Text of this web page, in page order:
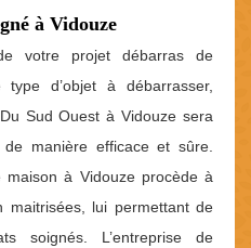
à Vidouze
votre projet débarras de
d’objet à débarrasser,
Sud Ouest à Vidouze sera
manière efficace et sûre.
maison à Vidouze procède à
maitrisées, lui permettant de
soignés. L’entreprise de